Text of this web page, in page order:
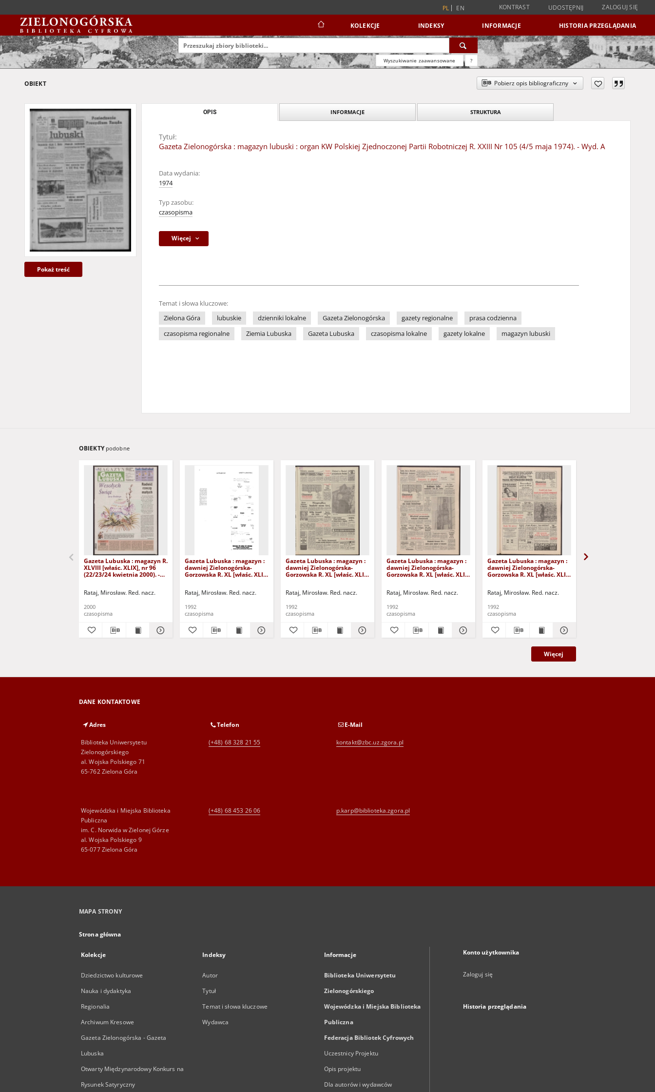
PL EN KONTRAST UDOSTĘPNIJ ZALOGUJ SIĘ
KOLEKCJE INDEKSY INFORMACJE HISTORIA PRZEGLĄDANIA
Wyszukiwanie zaawansowane ?
OBIEKT Pobierz opis bibliograficzny
Pokaż treść
OPIS INFORMACJE STRUKTURA
Tytuł:
Gazeta Zielonogórska : magazyn lubuski : organ KW Polskiej Zjednoczonej Partii Robotniczej R. XXIII Nr 105 (4/5 maja 1974). - Wyd. A
Data wydania:
1974
Typ zasobu:
czasopisma
Więcej
Temat i słowa kluczowe:
Zielona Góra
lubuskie dzienniki lokalne Gazeta Zielonogórska gazety regionalne
prasa codzienna
czasopisma regionalne
Ziemia Lubuska Gazeta Lubuska czasopisma lokalne gazety lokalne magazyn lubuski
OBIEKTY podobne
Gazeta Lubuska : magazyn R.
XLVIII [właśc. XLIX], nr 96
(22/23/24 kwietnia 2000). -
Rataj, Mirosław. Red. nacz.
2000
czasopisma
Gazeta Lubuska : magazyn :
dawniej Zielonogórska-
Gorzowska R. XL [właśc. XLI],
Rataj, Mirosław. Red. nacz.
1992
czasopisma
Gazeta Lubuska : magazyn :
dawniej Zielonogórska-
Gorzowska R. XL [właśc. XLI],
Rataj, Mirosław. Red. nacz.
1992
czasopisma
Gazeta Lubuska : magazyn :
dawniej Zielonogórska-
Gorzowska R. XL [właśc. XLI],
Rataj, Mirosław. Red. nacz.
1992
czasopisma
Gazeta Lubuska : magazyn :
dawniej Zielonogórska-
Gorzowska R. XL [właśc. XLI],
Rataj, Mirosław. Red. nacz.
1992
czasopisma
Więcej
DANE KONTAKTOWE
Adres
Biblioteka Uniwersytetu
Zielonogórskiego
al. Wojska Polskiego 71
65-762 Zielona Góra
Telefon
(+48) 68 328 21 55
E-Mail
kontakt@zbc.uz.zgora.pl
Wojewódzka i Miejska Biblioteka
Publiczna
im. C. Norwida w Zielonej Górze
al. Wojska Polskiego 9
65-077 Zielona Góra
(+48) 68 453 26 06 p.karp@biblioteka.zgora.pl
MAPA STRONY
Strona główna
Kolekcje
Dziedzictwo kulturowe
Nauka i dydaktyka
Regionalia
Archiwum Kresowe
Gazeta Zielonogórska - Gazeta
Lubuska
Otwarty Międzynarodowy Konkurs na
Rysunek Satyryczny
Indeksy
Autor
Tytuł
Temat i słowa kluczowe
Wydawca
Informacje
Biblioteka Uniwersytetu
Zielonogórskiego
Wojewódzka i Miejska Biblioteka
Publiczna
Federacja Bibliotek Cyfrowych
Uczestnicy Projektu
Opis projektu
Dla autorów i wydawców
Konto użytkownika
Zaloguj się
Historia przeglądania